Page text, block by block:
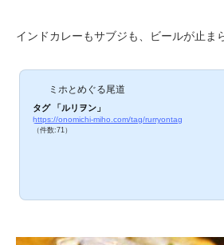
インドカレーもサブジも、ビールが止ま
ミホとめぐる尾道
タグ 「ルリヲン」
https://onomichi-miho.com/tag/rurryontag
（件数:71）